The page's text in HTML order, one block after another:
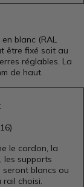
blanc (RAL
être fixé soit au
réglables. La
de haut.
le cordon, la
les supports
blancs ou
choisi.